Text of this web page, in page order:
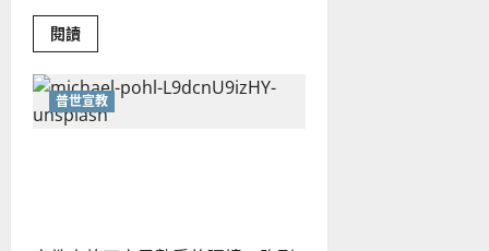
閱讀Read
more
奇
妙
的
本
機
普世宣教